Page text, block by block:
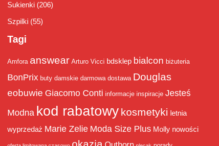
Sukienki (206)
Szpilki (55)
Tagi
Amfora answear Arturo Vicci bdsklep bialcon biżuteria
BonPrix buty damskie darmowa dostawa Douglas
eobuwie Giacomo Conti informacje inspiracje Jesteś
Modna kod rabatowy kosmetyki letnia
wyprzedaż Marie Zelie Moda Size Plus Molly nowości